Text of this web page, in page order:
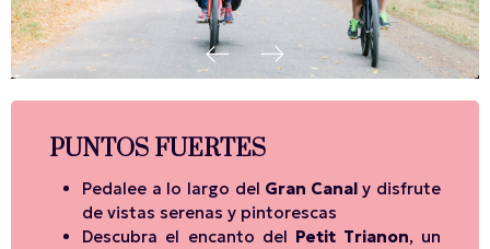
PUNTOS FUERTES
Pedalee a lo largo del Gran Canaly disfrute
de vistas serenas y pintorescas
Descubra el encanto del Petit Trianon, un